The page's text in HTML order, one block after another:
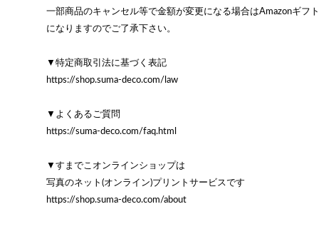
一部商品のキャンセル等で金額が変更になる場合はAmazonギフ
になりますのでご了承下さい。
▼特定商取引法に基づく表記
https://shop.suma-deco.com/law
▼よくあるご質問
https://suma-deco.com/faq.html
▼すまでこオンラインショップは
写真のネット(オンライン)プリントサービスです
https://shop.suma-deco.com/about